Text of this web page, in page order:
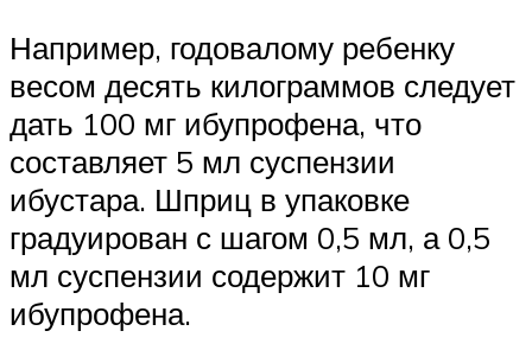
Например, годовалому ребенку
весом десять килограммов следует
дать 100 мг ибупрофена, что
составляет 5 мл суспензии
ибустара. Шприц в упаковке
градуирован с шагом 0,5 мл, а 0,5
мл суспензии содержит 10 мг
ибупрофена.